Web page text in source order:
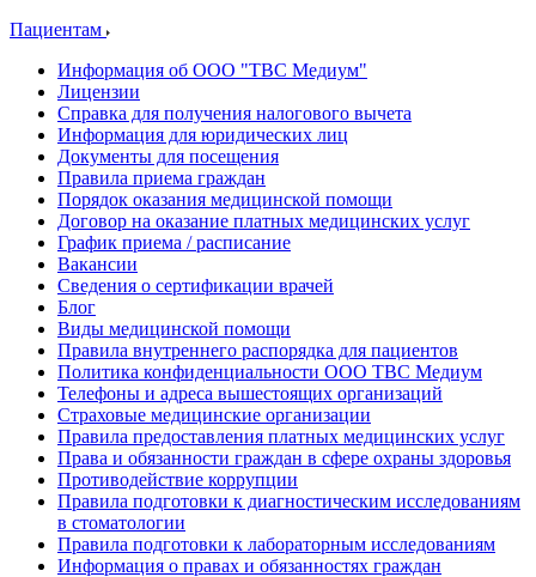
Пациентам
Информация об ООО "ТВС Медиум"
Лицензии
Справка для получения налогового вычета
Информация для юридических лиц
Документы для посещения
Правила приема граждан
Порядок оказания медицинской помощи
Договор на оказание платных медицинских услуг
График приема / расписание
Вакансии
Сведения о сертификации врачей
Блог
Виды медицинской помощи
Правила внутреннего распорядка для пациентов
Политика конфиденциальности ООО ТВС Медиум
Телефоны и адреса вышестоящих организаций
Страховые медицинские организации
Правила предоставления платных медицинских услуг
Права и обязанности граждан в сфере охраны здоровья
Противодействие коррупции
Правила подготовки к диагностическим исследованиям
в стоматологии
Правила подготовки к лабораторным исследованиям
Информация о правах и обязанностях граждан